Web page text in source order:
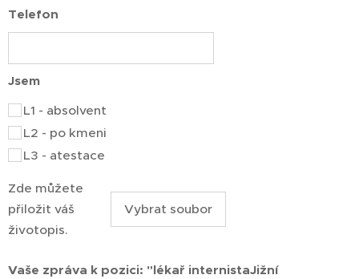
Telefon
Jsem
L1 - absolvent
L2 - po kmeni
L3 - atestace
Zde můžete
přiložit váš
životopis.
Vybrat soubor
Vaše zpráva k pozici: "lékař internistaJižní